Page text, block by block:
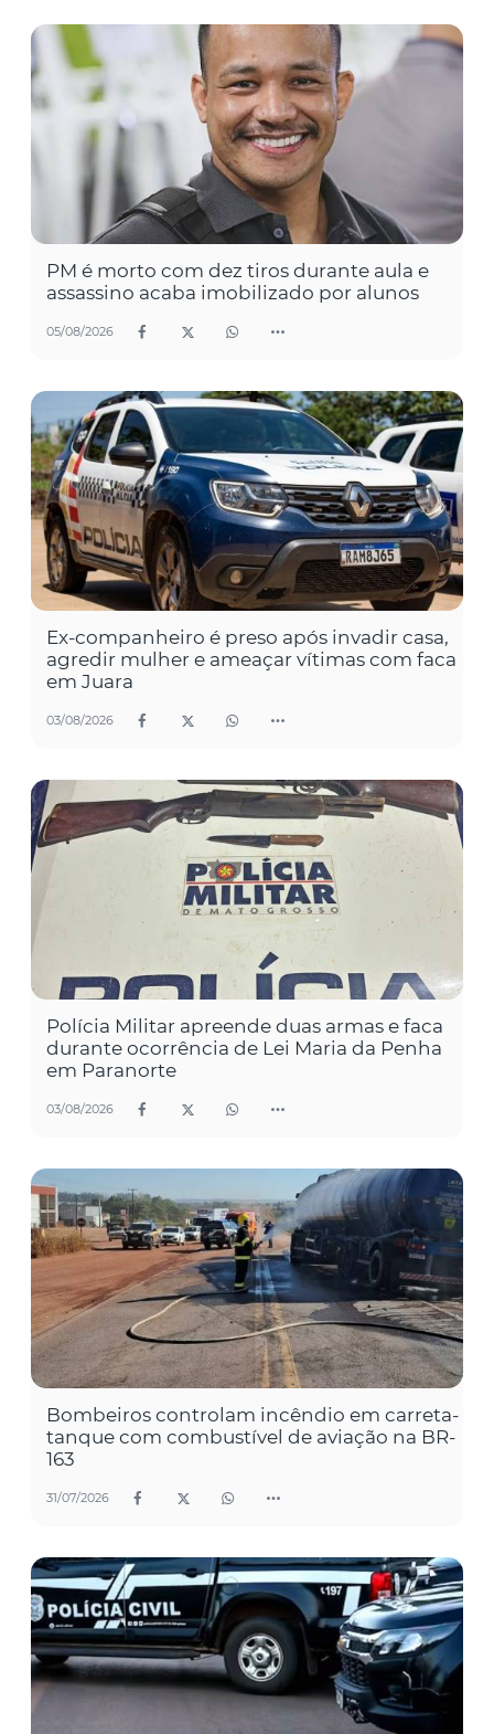
PM é morto com dez tiros durante aula e
assassino acaba imobilizado por alunos
05/08/2026
Ex-companheiro é preso após invadir casa,
agredir mulher e ameaçar vítimas com faca
em Juara
03/08/2026
Polícia Militar apreende duas armas e faca
durante ocorrência de Lei Maria da Penha
em Paranorte
03/08/2026
Bombeiros controlam incêndio em carreta-
tanque com combustível de aviação na BR-
163
31/07/2026